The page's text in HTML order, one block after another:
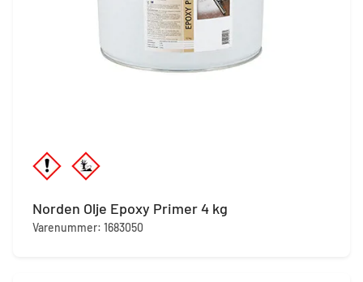
Norden Olje Epoxy Primer 4 kg
Varenummer: 1683050